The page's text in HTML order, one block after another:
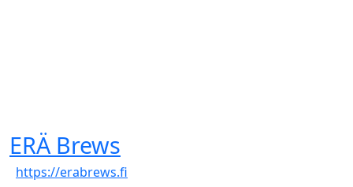
ERÄ Brews
https://erabrews.fi